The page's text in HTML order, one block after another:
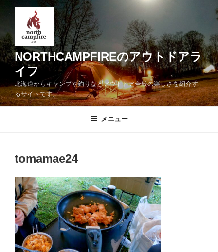
ン
ツ
へ
キ
ッ
NORTHCAMPFIREのアウトドアラ
イフ
北海道からキャンプや釣りなどアウトドア全般の楽しさを紹介す
るサイトです。
メニュー
tomamae24